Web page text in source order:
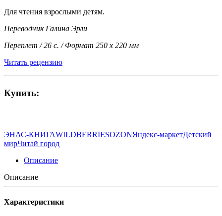
Для чтения взрослыми детям.
Переводчик Галина Эрли
Переплет / 26 с. / Формат 250 х 220 мм
Читать рецензию
Купить:
ЭНАС-КНИГАWILDBERRIESOZONЯндекс-маркетДетский
мирЧитай город
Описание
Описание
Характеристики